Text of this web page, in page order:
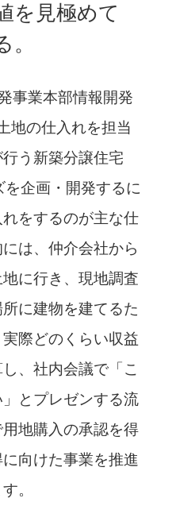
を見極めて
事業本部情報開発
地の仕入れを担当
う新築分譲住宅
を企画・開発するに
をするのが主な仕
は、仲介会社から
に行き、現地調査
に建物を建てるた
際どのくらい収益
、社内会議で「こ
とプレゼンする流
地購入の承認を得
向けた事業を推進
。